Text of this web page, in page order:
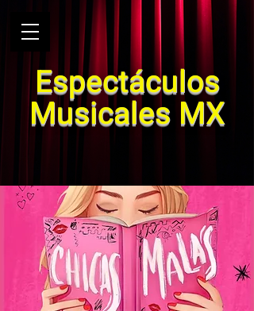
Espectáculos
Musicales MX